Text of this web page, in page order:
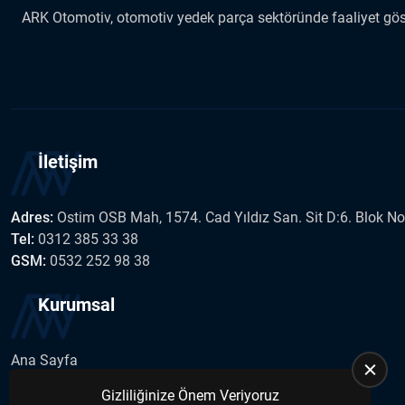
ARK Otomotiv, otomotiv yedek parça sektöründe faaliyet
İletişim
Adres: Ostim OSB Mah, 1574. Cad Yıldız San. Sit D:6. Blok
Tel: 0312 385 33 38
GSM: 0532 252 98 38
Kurumsal
Ana Sayfa
Gizliliğinize Önem Veriyoruz